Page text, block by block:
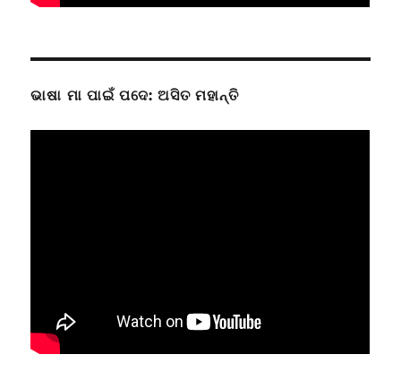
ଭାଷା ମା ପାଇଁ ପଦେ: ଅସିତ ମହାନ୍ତି